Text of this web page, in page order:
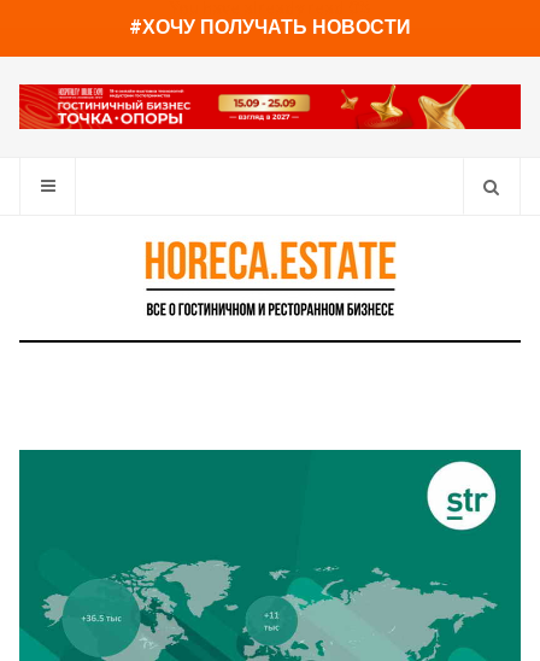
#ХОЧУ ПОЛУЧАТЬ НОВОСТИ